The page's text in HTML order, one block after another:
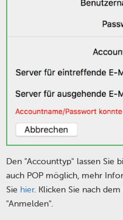
Den "Accounttyp" lassen Sie
auch POP möglich, mehr
Sie hier. Klicken Sie nach
"Anmelden".